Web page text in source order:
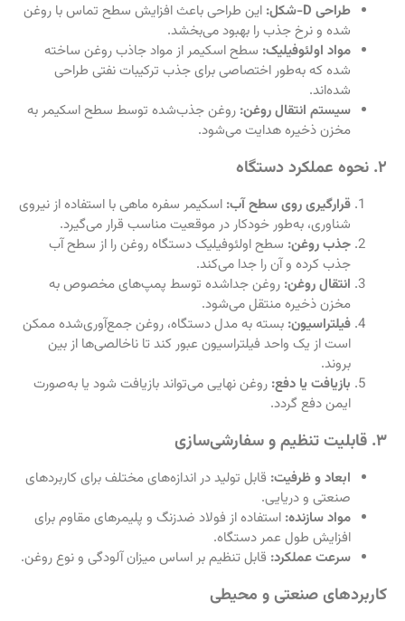
طراحی D-شکل:
این طراحی باعث افزایش سطح تماس با روغن
شده و نرخ جذب را بهبود می‌بخشد.
مواد اولئوفیلیک: سطح اسکیمر از مواد جاذب روغن ساخته
شده که به‌طور اختصاصی برای جذب ترکیبات نفتی طراحی
شده‌اند.
سیستم انتقال روغن: روغن جذب‌شده توسط سطح اسکیمر به
مخزن ذخیره هدایت می‌شود.
۲. نحوه عملکرد دستگاه
قرارگیری روی سطح آب: اسکیمر سفره ماهی با استفاده از نیروی
شناوری، به‌طور خودکار در موقعیت مناسب قرار می‌گیرد.
جذب روغن: سطح اولئوفیلیک دستگاه روغن را از سطح آب
جذب کرده و آن را جدا می‌کند.
انتقال روغن: روغن جداشده توسط پمپ‌های مخصوص به
مخزن ذخیره منتقل می‌شود.
فیلتراسیون: بسته به مدل دستگاه، روغن جمع‌آوری‌شده ممکن
است از یک واحد فیلتراسیون عبور کند تا ناخالصی‌ها از بین
بروند.
بازیافت یا دفع: روغن نهایی می‌تواند بازیافت شود یا به‌صورت
ایمن دفع گردد.
۳. قابلیت تنظیم و سفارشی‌سازی
ابعاد و ظرفیت: قابل تولید در اندازه‌های مختلف برای کاربردهای
صنعتی و دریایی.
مواد سازنده: استفاده از فولاد ضدزنگ و پلیمرهای مقاوم برای
افزایش طول عمر دستگاه.
سرعت عملکرد: قابل تنظیم بر اساس میزان آلودگی و نوع روغن.
کاربردهای صنعتی و محیطی